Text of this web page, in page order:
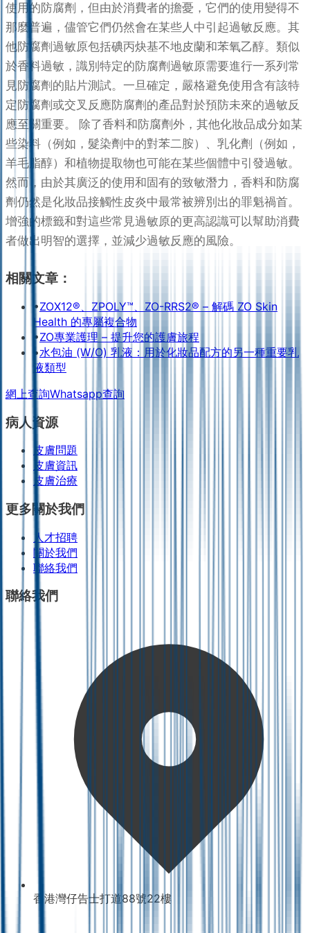
使用的防腐劑，但由於消費者的擔憂，它們的使用變得不
那麼普遍，儘管它們仍然會在某些人中引起過敏反應。其
他防腐劑過敏原包括碘丙炔基不地皮蘭和苯氧乙醇。類似
於香料過敏，識別特定的防腐劑過敏原需要進行一系列常
見防腐劑的貼片測試。一旦確定，嚴格避免使用含有該特
定防腐劑或交叉反應防腐劑的產品對於預防未來的過敏反
應至關重要。 除了香料和防腐劑外，其他化妝品成分如某
些染料（例如，髮染劑中的對苯二胺）、乳化劑（例如，
羊毛脂醇）和植物提取物也可能在某些個體中引發過敏。
然而，由於其廣泛的使用和固有的致敏潛力，香料和防腐
劑仍然是化妝品接觸性皮炎中最常被辨別出的罪魁禍首。
增強的標籤和對這些常見過敏原的更高認識可以幫助消費
者做出明智的選擇，並減少過敏反應的風險。
相關文章：
•ZOX12®、ZPOLY™、ZO-RRS2® – 解碼 ZO Skin
Health 的專屬複合物
•ZO專業護理 – 提升您的護膚旅程
•水包油 (W/O) 乳液：用於化妝品配方的另一種重要乳
液類型
網上查詢Whatsapp查詢
病人資源
皮膚問題
皮膚資訊
皮膚治療
更多關於我們
人才招聘
關於我們
聯絡我們
聯絡我們
香港灣仔告士打道88號22樓